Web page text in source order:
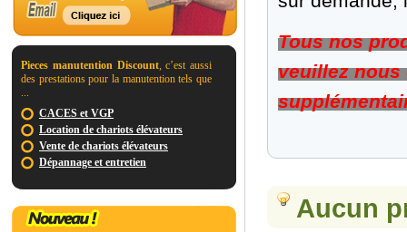
Tous nos
veuillez nous
Aucun
Pieces manutention Discount, c’est aussi
des prestations pour la manutention tels que
...
CACES et VGP
Location de chariots élévateurs
Vente de chariots élévateurs
Dépannage et entretien